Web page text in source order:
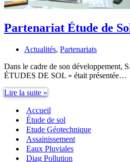
Partenariat Étude de
Actualités, Partenariats
Dans le cadre de son développement,
ÉTUDES DE SOL » était présentée…
Lire la suite »
de
Sol,
CAPEB
66
SAE
Accueil
Étude de sol
Etude Géotechnique
Assainissement
Eaux Pluviales
Diag Pollution